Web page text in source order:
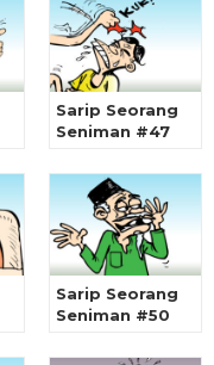
Sarip Seorang
Seniman #47
Sarip Seorang
Seniman #50